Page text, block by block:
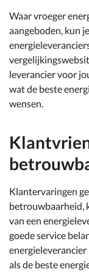
Waar vroeger
aangeboden, kun
leverancier voor
wat de beste
wensen.
Klantervaringen
betrouwbaarheid,
van een
goede service
energieleverancier
als de beste